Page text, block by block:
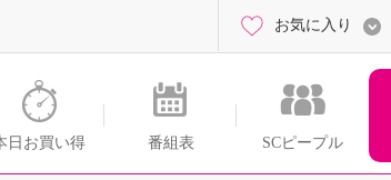
プチャンネル
日お買い得 番組表 SCピープル
お気に入り